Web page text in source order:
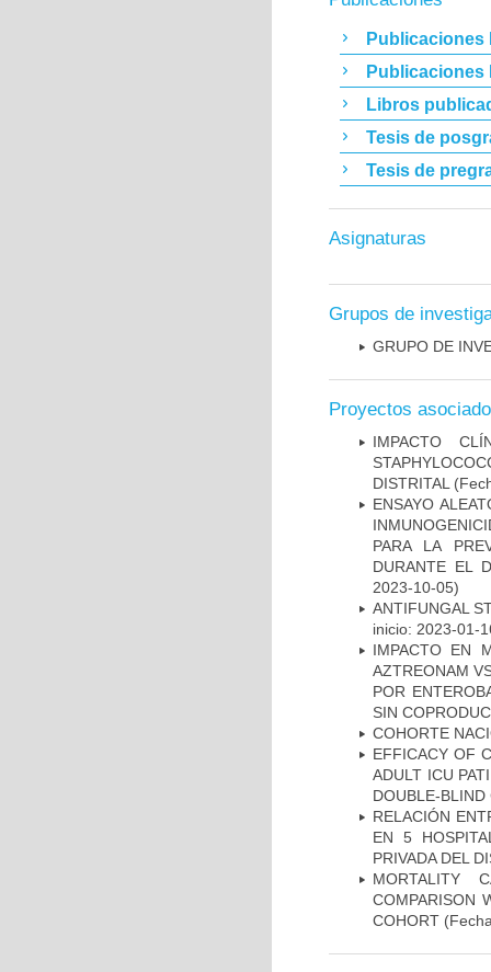
Publicaciones
Publicaciones
Libros
Tesis de
Tesis de
Asignaturas
Grupos de
GRUPO DE
Proyectos
IMPACTO
DISTRITAL
ENSAYO
PARA LA
DURANTE EL
2023-10-05)
ANTIFUNGAL
inicio: 2023-01-
IMPACTO EN
AZTREONAM
POR
SIN
COHORTE
EFFICACY OF
ADULT ICU
DOUBLE-BLIND
RELACIÓN
EN 5
PRIVADA DEL
MORTALITY
COMPARISON
COHORT